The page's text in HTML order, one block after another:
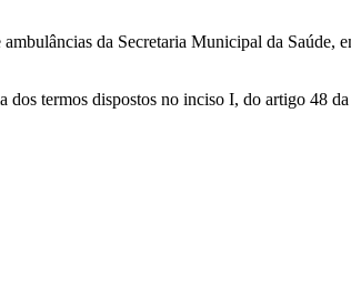
da Secretaria Municipal da
termos dispostos no inciso I, do artigo 48